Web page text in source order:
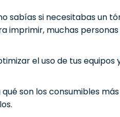
sabías si necesitabas un
imprimir, muchas
el uso de tus equipos
son los consumibles